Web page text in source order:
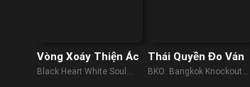
Vòng Xoáy Thiện Ác
Black Heart White Soul
Thái Quyền Đo Ván
BKO: Bangkok Knockout